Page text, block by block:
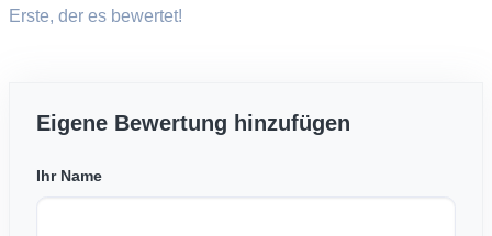
Erste, der es bewertet!
Eigene Bewertung hinzufügen
Ihr Name